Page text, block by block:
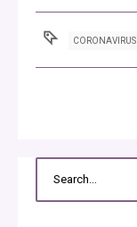
CORONAVIRUS